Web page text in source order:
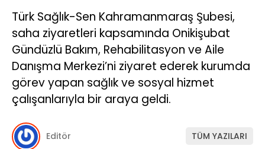
Türk Sağlık-Sen Kahramanmaraş Şubesi,
saha ziyaretleri kapsamında Onikişubat
Gündüzlü Bakım, Rehabilitasyon ve Aile
Danışma Merkezi’ni ziyaret ederek kurumda
görev yapan sağlık ve sosyal hizmet
çalışanlarıyla bir araya geldi.
Editör TÜM YAZILARI